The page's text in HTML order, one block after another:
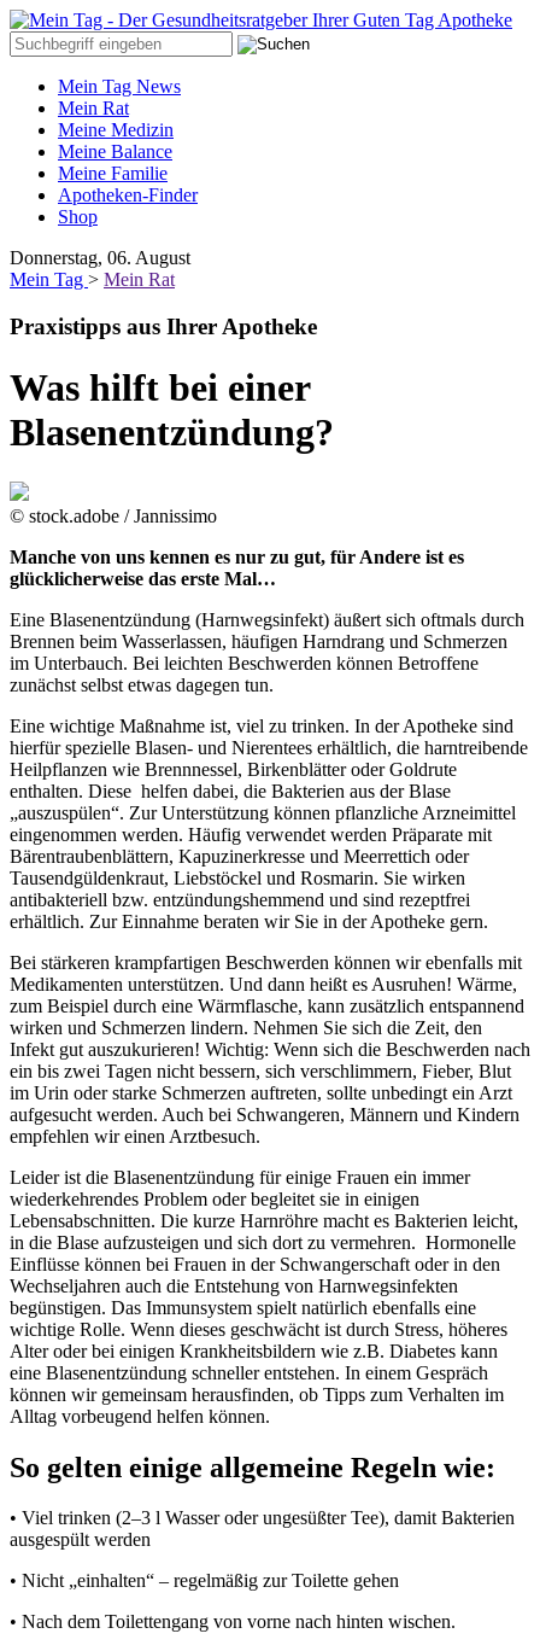
Mein Tag News
Mein Rat
Meine Medizin
Meine Balance
Meine Familie
Apotheken-Finder
Shop
Donnerstag, 06. August
Mein Tag > Mein Rat
Praxistipps aus Ihrer Apotheke
Was hilft bei einer
Blasenentzündung?
© stock.adobe / Jannissimo
Manche von uns kennen es nur zu gut, für Andere ist es
glücklicherweise das erste Mal…
Eine Blasenentzündung (Harnwegsinfekt) äußert sich oftmals durch
Brennen beim Wasserlassen, häufigen Harndrang und Schmerzen
im Unterbauch. Bei leichten Beschwerden können Betroffene
zunächst selbst etwas dagegen tun.
Eine wichtige Maßnahme ist, viel zu trinken. In der Apotheke sind
hierfür spezielle Blasen- und Nierentees erhältlich, die harntreibende
Heilpflanzen wie Brennnessel, Birkenblätter oder Goldrute
enthalten. Diese helfen dabei, die Bakterien aus der Blase
„auszuspülen“. Zur Unterstützung können pflanzliche Arzneimittel
eingenommen werden. Häufig verwendet werden Präparate mit
Bärentraubenblättern, Kapuzinerkresse und Meerrettich oder
Tausendgüldenkraut, Liebstöckel und Rosmarin. Sie wirken
antibakteriell bzw. entzündungshemmend und sind rezeptfrei
erhältlich. Zur Einnahme beraten wir Sie in der Apotheke gern.
Bei stärkeren krampfartigen Beschwerden können wir ebenfalls mit
Medikamenten unterstützen. Und dann heißt es Ausruhen! Wärme,
zum Beispiel durch eine Wärmflasche, kann zusätzlich entspannend
wirken und Schmerzen lindern. Nehmen Sie sich die Zeit, den
Infekt gut auszukurieren! Wichtig: Wenn sich die Beschwerden nach
ein bis zwei Tagen nicht bessern, sich verschlimmern, Fieber, Blut
im Urin oder starke Schmerzen auftreten, sollte unbedingt ein Arzt
aufgesucht werden. Auch bei Schwangeren, Männern und Kindern
empfehlen wir einen Arztbesuch.
Leider ist die Blasenentzündung für einige Frauen ein immer
wiederkehrendes Problem oder begleitet sie in einigen
Lebensabschnitten. Die kurze Harnröhre macht es Bakterien leicht,
in die Blase aufzusteigen und sich dort zu vermehren. Hormonelle
Einflüsse können bei Frauen in der Schwangerschaft oder in den
Wechseljahren auch die Entstehung von Harnwegsinfekten
begünstigen. Das Immunsystem spielt natürlich ebenfalls eine
wichtige Rolle. Wenn dieses geschwächt ist durch Stress, höheres
Alter oder bei einigen Krankheitsbildern wie z.B. Diabetes kann
eine Blasenentzündung schneller entstehen. In einem Gespräch
können wir gemeinsam herausfinden, ob Tipps zum Verhalten im
Alltag vorbeugend helfen können.
So gelten einige allgemeine Regeln wie:
• Viel trinken (2–3 l Wasser oder ungesüßter Tee), damit Bakterien
ausgespült werden
• Nicht „einhalten“ – regelmäßig zur Toilette gehen
• Nach dem Toilettengang von vorne nach hinten wischen.